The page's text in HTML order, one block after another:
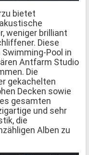
bietet
weniger brilliant
Diese
Pool in
Antfarm Studio
Die
gekachelten
Decken sowie
gesamten
und sehr
die
Alben zu